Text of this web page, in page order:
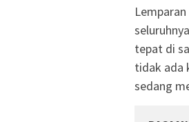
tepat di
tidak ada
sedang